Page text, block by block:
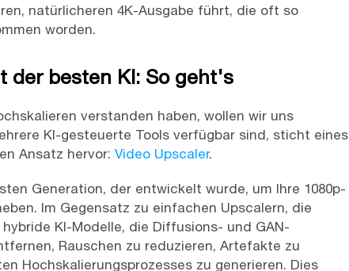
natürlicheren 4K-Ausgabe führt, die oft so
worden.
der besten KI: So geht's
verstanden haben, wollen wir uns
KI-gesteuerte Tools verfügbar sind, sticht eines
Ansatz hervor: Video Upscaler.
Generation, der entwickelt wurde, um Ihre 1080p-
Im Gegensatz zu einfachen Upscalern, die
KI-Modelle, die Diffusions- und GAN-
Rauschen zu reduzieren, Artefakte zu
Hochskalierungsprozesses zu generieren. Dies